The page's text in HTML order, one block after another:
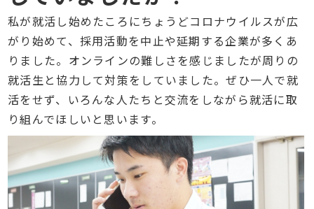
私が就活し始めたころにちょうどコロナウイルスが広
がり始めて、採用活動を中止や延期する企業が多くあ
りました。オンラインの難しさを感じましたが周りの
就活生と協力して対策をしていました。ぜひ一人で就
活をせず、いろんな人たちと交流をしながら就活に取
り組んでほしいと思います。